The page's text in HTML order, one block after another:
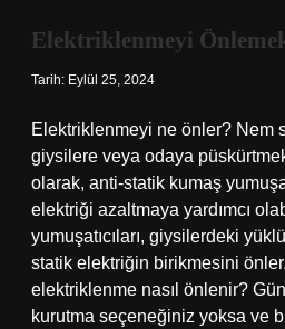
Elektriklenmeyi
Tarih: Eylül 25, 2024
Elektriklenmeyi ne önler? Nem
giysilere veya odaya
olarak, anti-statik kumaş
elektriği azaltmaya yardımcı
yumuşatıcıları, giysilerdeki
statik elektriğin birikmesini
elektriklenme nasıl önlenir?
kurutma seçeneğiniz yoksa ve